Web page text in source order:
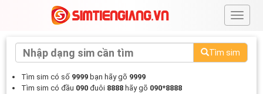
#
Tìm sim
Tìm sim có số 9999 bạn hãy gõ 9999
Tìm sim có đầu 090 đuôi 8888 hãy gõ 090*8888